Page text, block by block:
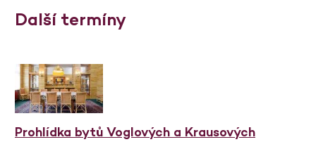
Další termíny
Prohlídka bytů Voglových a Krausových